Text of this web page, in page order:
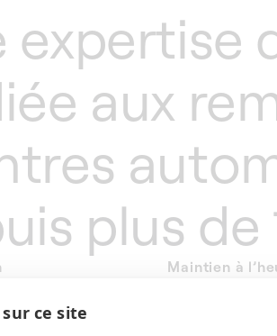
ce site
expertise
aux
plus de
mouvements
Maintien à